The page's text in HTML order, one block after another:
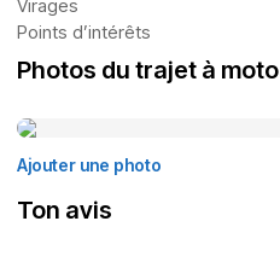
Virages
Points d’intérêts
Photos du trajet à moto
Ajouter une photo
Ton avis